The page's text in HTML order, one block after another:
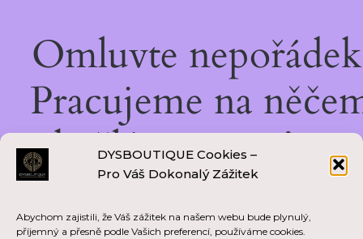
DYSBOUTIQUE Cookies –
Pro Váš Dokonalý Zážitek
Abychom zajistili, že Váš zážitek na našem webu bude plynulý,
příjemný a přesně podle Vašich preferencí, používáme cookies.
Omluvte
Pracujeme na
skvělém — vraťte se
brzy zpět!